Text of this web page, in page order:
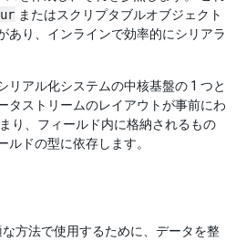
またはスクリプタブルオブジェクト
あり、インラインで効率的にシリアラ
リアル化システムの中核基盤の 1 つと
タストリームのレイアウトが事前にわ
り、フィールド内に格納されるもの
ルドの型に依存します。
方法で使用するために、データを整